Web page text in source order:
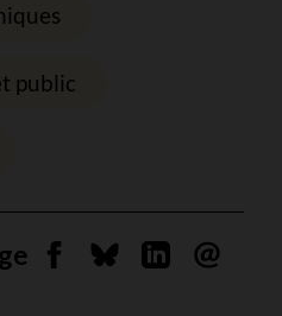
public
Partager sur Facebook
Partager sur
Partager sur